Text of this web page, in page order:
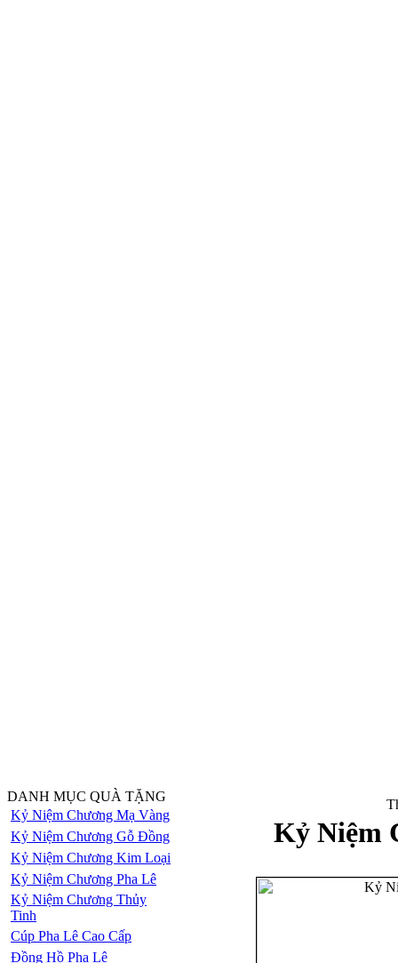
DANH MỤC QUÀ TẶNG
Kỷ Niệm Chương Mạ Vàng
Kỷ Niệm Chương Gỗ Đồng
Kỷ Niệm Chương Kim Loại
Kỷ Niệm Chương Pha Lê
Kỷ Niệm Chương Thủy
Tinh
Cúp Pha Lê Cao Cấp
Đồng Hồ Pha Lê
Kỷ Niệm